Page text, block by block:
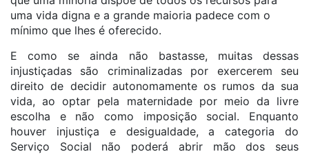
uma vida digna e a grande maioria padece com o
mínimo que lhes é oferecido.
E como se ainda não bastasse, muitas dessas
injustiçadas são criminalizadas por exercerem seu
direito de decidir autonomamente os rumos da sua
vida, ao optar pela maternidade por meio da livre
escolha e não como imposição social. Enquanto
houver injustiça e desigualdade, a categoria do
Serviço Social não poderá abrir mão dos seus